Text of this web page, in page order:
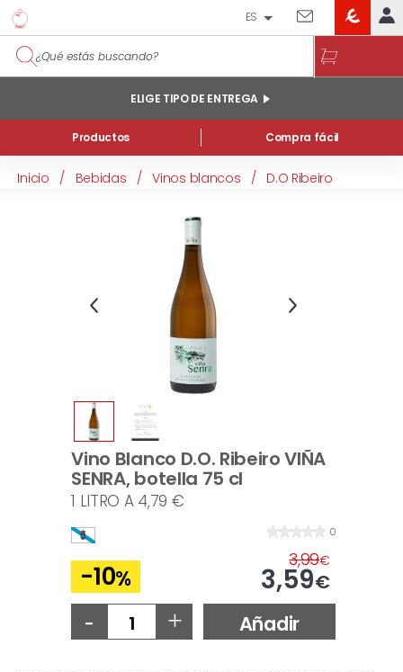
MI CUENTA
Pedidos online
Mis productos comprados en tienda y online
ES
CLUB
Productos
ELIGE TIPO DE ENTREGA
Compra fácil
Inicio / Bebidas / Vinos blancos / D.O Ribeiro
Vino Blanco D.O. Ribeiro VIÑA
SENRA, botella 75 cl
0
-10%
3,99€
3,59€
1 LITRO A 4,79 €
- + Añadir